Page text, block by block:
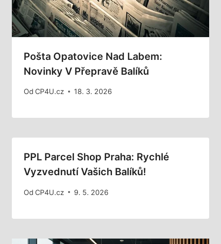
Pošta Opatovice Nad Labem:
Novinky V Přepravě Balíků
Od CP4U.cz 18. 3. 2026
PPL Parcel Shop Praha: Rychlé
Vyzvednutí Vašich Balíků!
Od CP4U.cz 9. 5. 2026